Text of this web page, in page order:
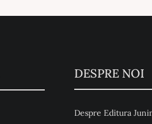
DESPRE NOI
Despre Editura